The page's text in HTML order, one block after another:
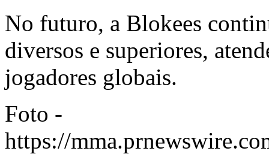
No futuro, a Blokees
diversos e superiores,
jogadores globais.
Foto -
https://